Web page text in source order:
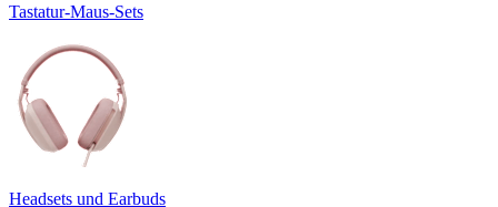
Tastatur-Maus-Sets
Headsets und Earbuds